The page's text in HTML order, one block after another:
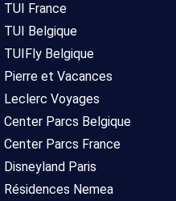
TUI France
TUI Belgique
TUIFly Belgique
Pierre et Vacances
Leclerc Voyages
Center Parcs Belgique
Center Parcs France
Disneyland Paris
Résidences Nemea